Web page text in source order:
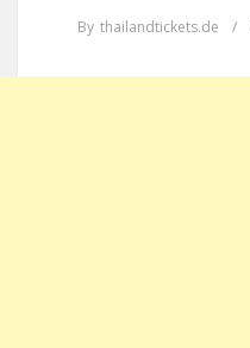
By thailandtickets.de /